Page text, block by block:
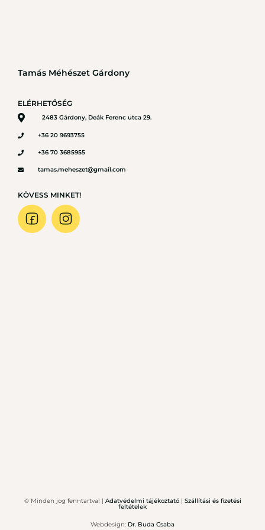
Tamás Méhészet Gárdony
ELÉRHETŐSÉG
2483 Gárdony, Deák Ferenc utca 29.
+36 20 9693755
+36 70 3685955
tamas.meheszet@gmail.com
KÖVESS MINKET!
© Minden jog fenntartva! | Adatvédelmi tájékoztató| Szállítási és fizetési
feltételek
Webdesign: Dr. Buda Csaba